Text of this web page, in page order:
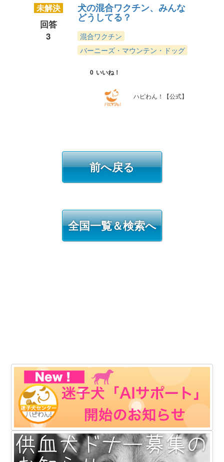
未解決
回答
3
犬の混合ワクチン、みんな
どうしてる？
混合ワクチン
バーニーズ・マウンテン・ドッグ
0 いいね！
ハピわん！【公式】
前へ戻る
全国一覧＆検索へ